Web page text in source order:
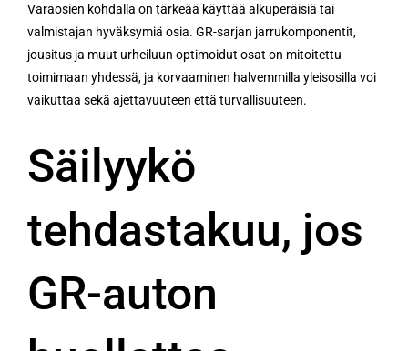
Varaosien kohdalla on tärkeää käyttää alkuperäisiä tai
valmistajan hyväksymiä osia. GR-sarjan jarrukomponentit,
jousitus ja muut urheiluun optimoidut osat on mitoitettu
toimimaan yhdessä, ja korvaaminen halvemmilla yleisosilla voi
vaikuttaa sekä ajettavuuteen että turvallisuuteen.
Säilyykö
tehdastakuu, jos
GR-auton